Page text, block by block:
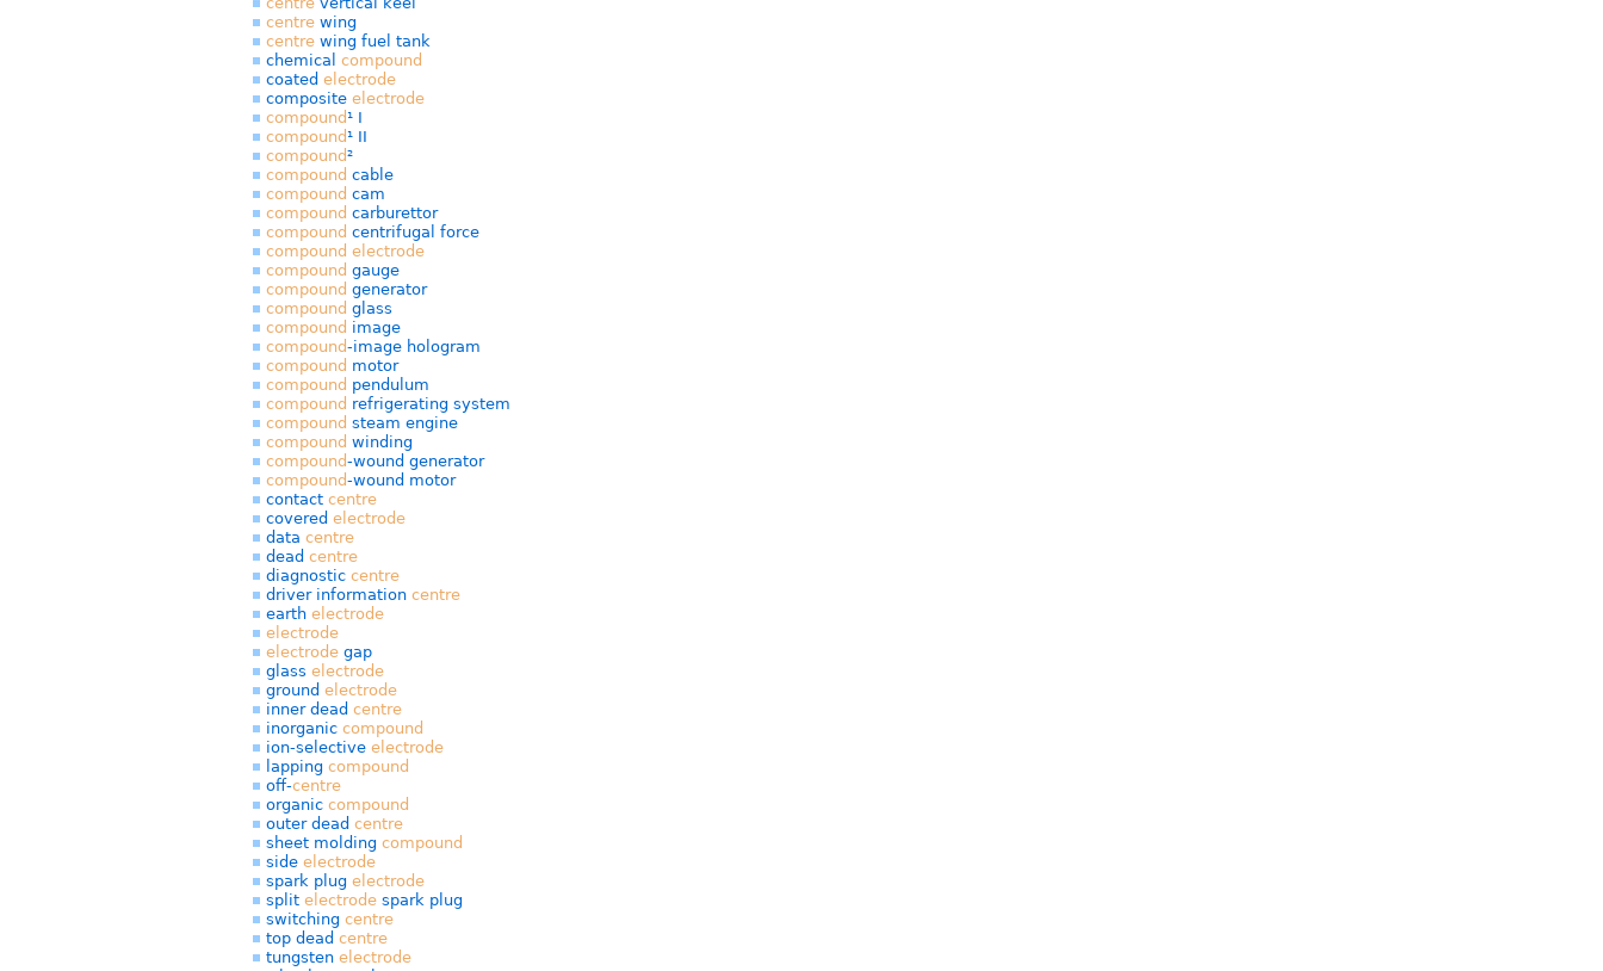
centre wing
centre wing fuel tank
chemical compound
coated electrode
composite electrode
compound¹ I
compound¹ II
compound²
compound cable
compound cam
compound carburettor
compound centrifugal force
compound electrode
compound gauge
compound generator
compound glass
compound image
compound-image hologram
compound motor
compound pendulum
compound refrigerating system
compound steam engine
compound winding
compound-wound generator
compound-wound motor
contact centre
covered electrode
data centre
dead centre
diagnostic centre
driver information centre
earth electrode
electrode
electrode gap
glass electrode
ground electrode
inner dead centre
inorganic compound
ion-selective electrode
lapping compound
off-centre
organic compound
outer dead centre
sheet molding compound
side electrode
spark plug electrode
split electrode spark plug
switching centre
top dead centre
tungsten electrode